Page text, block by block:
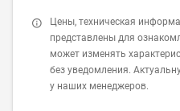
Цены, техническая
представлены для
может изменять
без уведомления.
у наших менеджеров.